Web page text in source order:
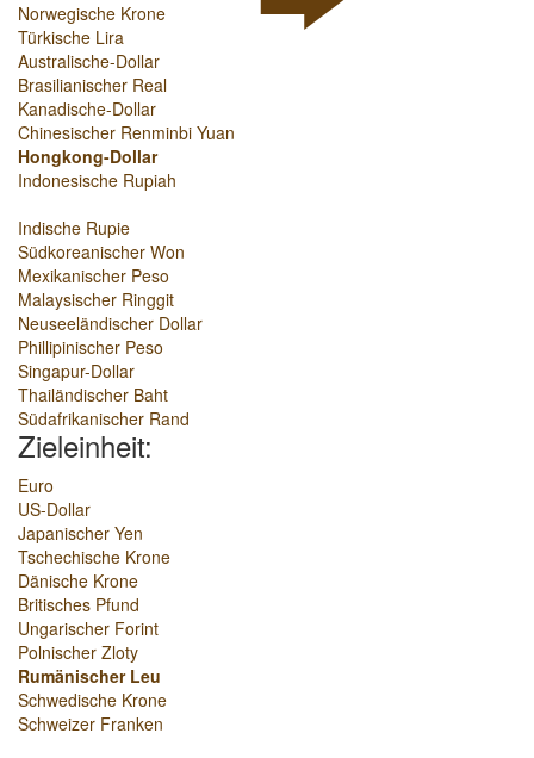
Norwegische Krone
Türkische Lira
Australische-Dollar
Brasilianischer Real
Kanadische-Dollar
Chinesischer Renminbi Yuan
Hongkong-Dollar
Indonesische Rupiah
Indische Rupie
Südkoreanischer Won
Mexikanischer Peso
Malaysischer Ringgit
Neuseeländischer Dollar
Phillipinischer Peso
Singapur-Dollar
Thailändischer Baht
Südafrikanischer Rand
Zieleinheit:
Euro
US-Dollar
Japanischer Yen
Tschechische Krone
Dänische Krone
Britisches Pfund
Ungarischer Forint
Polnischer Zloty
Rumänischer Leu
Schwedische Krone
Schweizer Franken